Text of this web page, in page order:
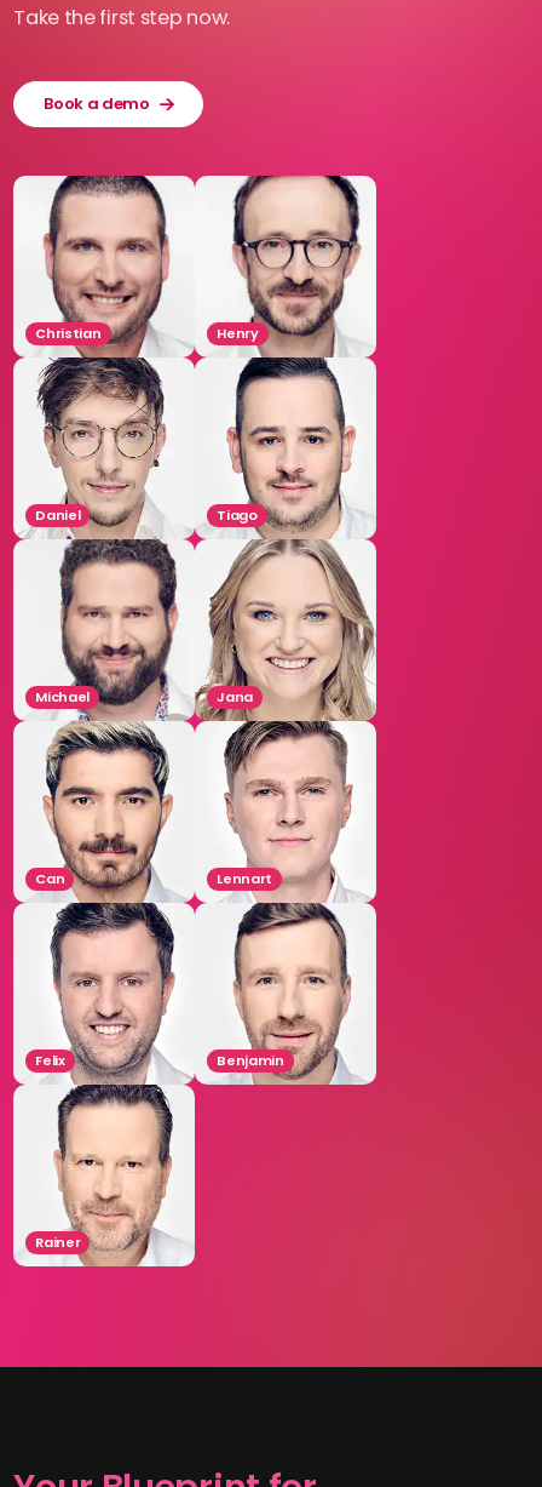
Take the first step now.
Book a demo
Christian Henry
Daniel Tiago
Michael Jana
Can Lennart
Felix Benjamin
Rainer